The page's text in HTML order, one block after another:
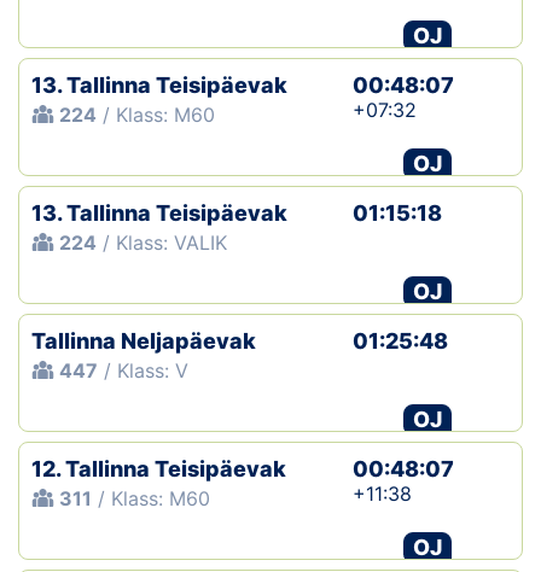
OJ
13. Tallinna Teisipäevak
224 / Klass: M60
00:48:07
+07:32
OJ
13. Tallinna Teisipäevak
224 / Klass: VALIK
01:15:18
OJ
Tallinna Neljapäevak
447 / Klass: V
01:25:48
OJ
12. Tallinna Teisipäevak
311 / Klass: M60
00:48:07
+11:38
OJ